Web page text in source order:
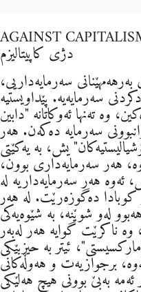
AGAINST
دژی کاپیتالیزم
سەرمایەداریی،
سەرمایەیە. پێداویستیە
وە تەنها ئەوکاتانە "دابین
سەرمایە دەکەن. هەر
یش، بە یەکێتی
هەر سەرمایەداری بوون،
ئەوە هەر سەرمایەداریە لە
دەگوزەرێت. لە هەر
لەو شوێنە، بە شێوەیەکی
وە ناکرێت گوایە هەر لەبەر
ئیتر بە حیزبێکی
برجوازیەت و هەوڵەکانی
بەبێ بوونی هیچ هەلێکی